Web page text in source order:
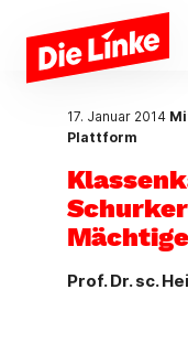
Zum Hauptinhalt springen
17. Januar 2014
Plattform
Prof. Dr. sc.